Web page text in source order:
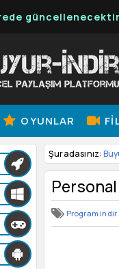
OYUNLAR
Şuradasınız:
Program indir